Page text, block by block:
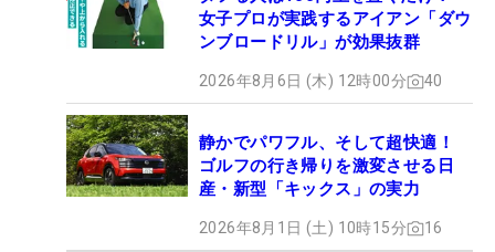
女子プロが実践するアイアン「ダウ
ンブロードリル」が効果抜群
2026年8月6日 (木) 12時00分 40
静かでパワフル、そして超快適！
ゴルフの行き帰りを激変させる日
産・新型「キックス」の実力
2026年8月1日 (土) 10時15分 16